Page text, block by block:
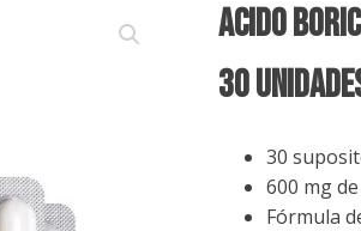
ACIDO
30
30
600 mg
Fórmula